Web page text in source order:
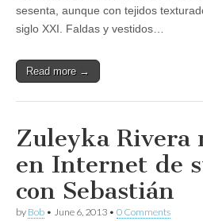
sesenta, aunque con tejidos
siglo XXI. Faldas y vestidos…
Read more →
Zuleyka Rivera
en Internet de
con Sebastián
by Bob • June 6, 2013 • 0 Comments